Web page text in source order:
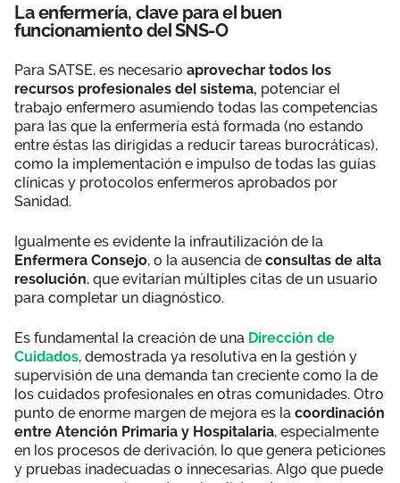
La enfermería, clave para el buen
funcionamiento del SNS-O
Para SATSE, es necesario aprovechar todos los
recursos profesionales del sistema, potenciar el
trabajo enfermero asumiendo todas las competencias
para las que la enfermería está formada (no estando
entre éstas las dirigidas a reducir tareas burocráticas),
como la implementación e impulso de todas las guías
clínicas y protocolos enfermeros aprobados por
Sanidad.
Igualmente es evidente la infrautilización de la
Enfermera Consejo, o la ausencia de consultas de alta
resolución, que evitarían múltiples citas de un usuario
para completar un diagnóstico.
Es fundamental la creación de una Dirección de
Cuidados, demostrada ya resolutiva en la gestión y
supervisión de una demanda tan creciente como la de
los cuidados profesionales en otras comunidades. Otro
punto de enorme margen de mejora es la coordinación
entre Atención Primaria y Hospitalaria, especialmente
en los procesos de derivación, lo que genera peticiones
y pruebas inadecuadas o innecesarias. Algo que puede